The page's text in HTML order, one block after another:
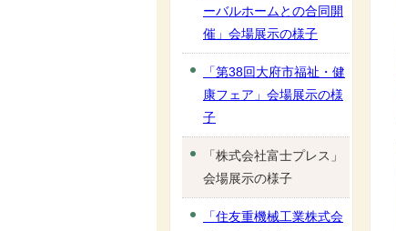
ーバルホームとの合同開
催」会場展示の様子
「第38回大府市福祉・健
康フェア」会場展示の様
子
「株式会社富士プレス」
会場展示の様子
「住友重機械工業株式会